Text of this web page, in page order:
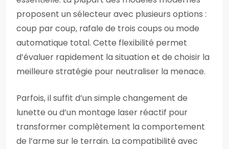
proposent un sélecteur avec plusieurs options :
coup par coup, rafale de trois coups ou mode
automatique total. Cette flexibilité permet
d’évaluer rapidement la situation et de choisir la
meilleure stratégie pour neutraliser la menace.
Parfois, il suffit d’un simple changement de
lunette ou d’un montage laser réactif pour
transformer complètement la comportement
de l’arme sur le terrain. La compatibilité avec